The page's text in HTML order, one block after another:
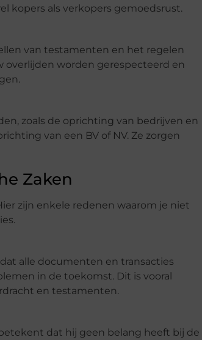
kopers als verkopers gemoedsrust.
van testamenten en het regelen
overlijden worden gerespecteerd en
zoals de oprichting van bedrijven en
van een BV of NV. Ze zorgen
Zaken
zijn enkele redenen waarom je niet
alle documenten en transacties
in de toekomst. Dit is vooral
en testamenten.
dat hij geen belang heeft bij de